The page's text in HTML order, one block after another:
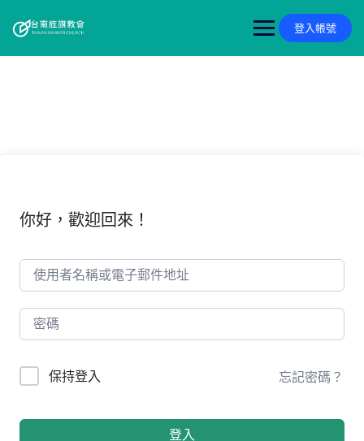
content
登入帳號
你好，歡迎回來！
保持登入 忘記密碼？
登入